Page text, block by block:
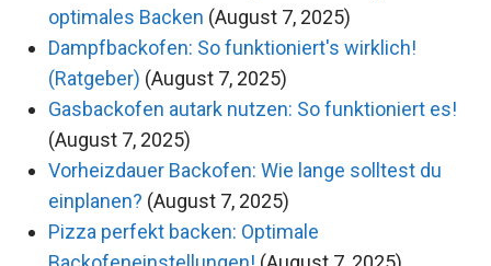
optimales Backen (August 7, 2025)
Dampfbackofen: So funktioniert's wirklich!
(Ratgeber) (August 7, 2025)
Gasbackofen autark nutzen: So funktioniert es!
(August 7, 2025)
Vorheizdauer Backofen: Wie lange solltest du
einplanen? (August 7, 2025)
Pizza perfekt backen: Optimale